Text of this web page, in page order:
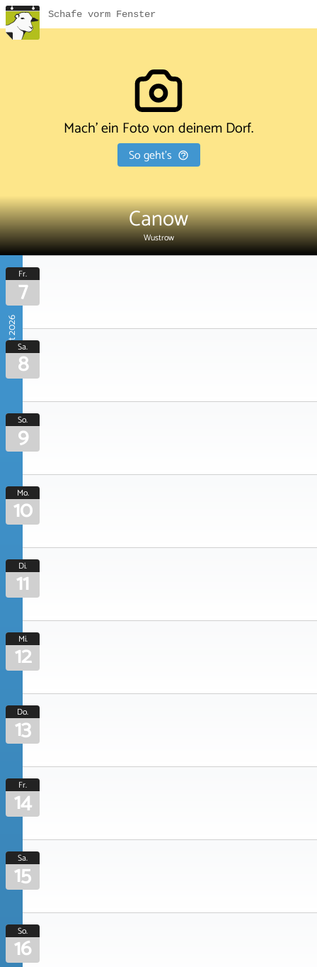
Schafe vorm Fenster
Mach' ein Foto von deinem Dorf.
So geht's
Canow
Wustrow
August 2026
Fr.
7
Sa.
8
So.
9
Mo.
10
Di.
11
Mi.
12
Do.
13
Fr.
14
Sa.
15
So.
16